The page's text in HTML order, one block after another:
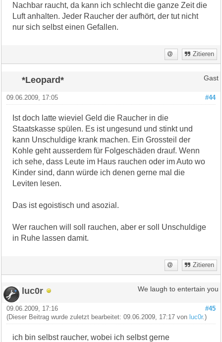
Nachbar raucht, da kann ich schlecht die ganze Zeit die
Luft anhalten. Jeder Raucher der aufhört, der tut nicht
nur sich selbst einen Gefallen.
Zitieren
*Leopard* Gast
#44
09.06.2009, 17:05
Ist doch latte wieviel Geld die Raucher in die
Staatskasse spülen. Es ist ungesund und stinkt und
kann Unschuldige krank machen. Ein Grossteil der
Kohle geht ausserdem für Folgeschäden drauf. Wenn
ich sehe, dass Leute im Haus rauchen oder im Auto wo
Kinder sind, dann würde ich denen gerne mal die
Leviten lesen.
Das ist egoistisch und asozial.
Wer rauchen will soll rauchen, aber er soll Unschuldige
in Ruhe lassen damit.
Zitieren
luc0r We laugh to entertain you
#45
09.06.2009, 17:16
(Dieser Beitrag wurde zuletzt bearbeitet: 09.06.2009, 17:17 von luc0r.)
ich bin selbst raucher, wobei ich selbst gerne